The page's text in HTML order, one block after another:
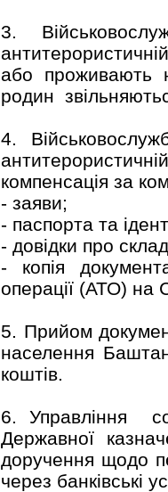
3.
або проживають
родин
4.
компенсація за
- заяви;
- паспорта та
- довідки про склад
- копія
операції (АТО) на
5. Прийом
населення
коштів.
6. Управління
Державної
доручення щодо
через банківські